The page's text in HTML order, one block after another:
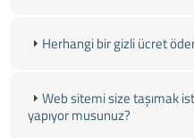
Herhangi bir gizli ücret
Web sitemi size taşımak
yapıyor musunuz?